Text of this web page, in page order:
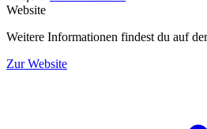
Website
Weitere Informationen findest du auf
Zur Website